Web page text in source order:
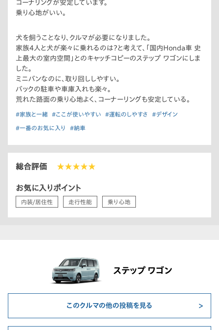
コーナリングが安定しています。
乗り心地がいい。
犬を飼うことなり、クルマが必要になりました。
家族4人と犬が楽々に乗れるのは？と考えて、「国内Honda車 史
上最大の室内空間」とのキャッチコピーのステップ ワゴンにしま
した。
ミニバンなのに、取り回ししやすい。
バックの駐車や車庫入れも楽々。
荒れた路面の乗り心地よく、コーナーリングも安定している。
#家族と一緒 #ここが使いやすい #運転のしやすさ #デザイン
#一番のお気に入り #納車
総合評価 ★★★★★
お気に入りポイント
内装/居住性 走行性能 乗り心地
ステップ ワゴン
このクルマの他の投稿を見る